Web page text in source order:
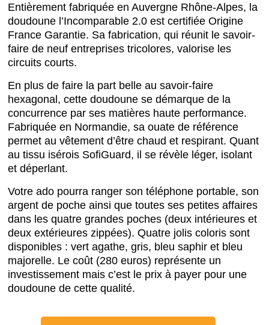
Entièrement fabriquée en Auvergne Rhône-Alpes, la
doudoune l’Incomparable 2.0 est certifiée Origine
France Garantie. Sa fabrication, qui réunit le savoir-
faire de neuf entreprises tricolores, valorise les
circuits courts.
En plus de faire la part belle au savoir-faire
hexagonal, cette doudoune se démarque de la
concurrence par ses matières haute performance.
Fabriquée en Normandie, sa ouate de référence
permet au vêtement d’être chaud et respirant. Quant
au tissu isérois SofiGuard, il se révèle léger, isolant
et déperlant.
Votre ado pourra ranger son téléphone portable, son
argent de poche ainsi que toutes ses petites affaires
dans les quatre grandes poches (deux intérieures et
deux extérieures zippées). Quatre jolis coloris sont
disponibles : vert agathe, gris, bleu saphir et bleu
majorelle. Le coût (280 euros) représente un
investissement mais c’est le prix à payer pour une
doudoune de cette qualité.